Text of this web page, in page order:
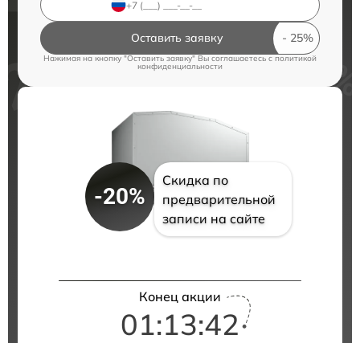
Оставить заявку
Нажимая на кнопку "Оставить заявку" Вы соглашаетесь c политикой
конфиденциальности
-20%
Скидка по
предварительной
записи на сайте
Конец акции
01:13:41